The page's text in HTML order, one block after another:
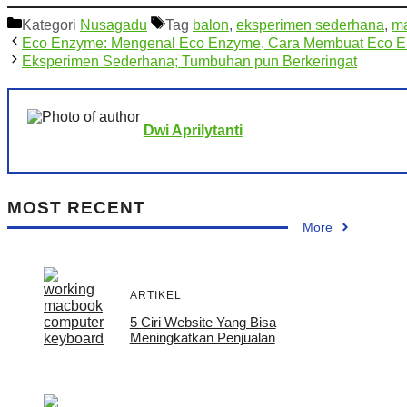
Kategori Nusagadu Tag balon, eksperimen sederhana,
Eco Enzyme: Mengenal Eco Enzyme, Cara Membuat Eco
Eksperimen Sederhana; Tumbuhan pun Berkeringat
Dwi Aprilytanti
MOST RECENT
More
ARTIKEL
5 Ciri Website Yang Bisa
Meningkatkan Penjualan